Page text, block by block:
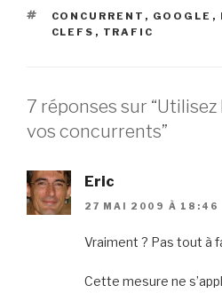
ÉTIQUETTES
CONCURRENT , GOOGLE ,
CLEFS , TRAFIC
7 réponses sur
vos concurrents”
Eric
27 MAI 2009 À 18:46
Vraiment ? Pas tout à
Cette mesure ne